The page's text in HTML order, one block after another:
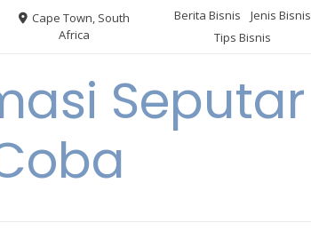
Cape Town, South
Africa
Berita Bisnis
Jenis Bisnis
Tips Bisnis
Seputar